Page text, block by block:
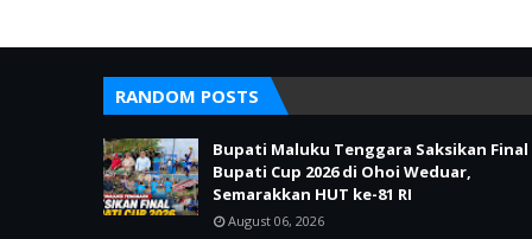
RANDOM POSTS
Bupati Maluku Tenggara Saksikan Final
Bupati Cup 2026 di Ohoi Weduar,
Semarakkan HUT ke-81 RI
August 06, 2026